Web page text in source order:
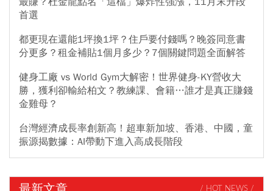
首選
都更現在還能1坪換1坪？住戶要付錢嗎？晚簽同意書
分更多？租金補貼1個月多少？7個關鍵問題全面解答
健身工廠 vs World Gym大解密！世界健身-KY營收大
勝，獲利卻輸給柏文？教練課、會籍…誰才是真正賺錢
金雞母？
台灣經濟成長率創新高！超車新加坡、香港、中國，童
振源揭數據：AI帶動下進入高成長階段
/ HOT NEWS /